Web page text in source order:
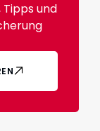
Tipps und